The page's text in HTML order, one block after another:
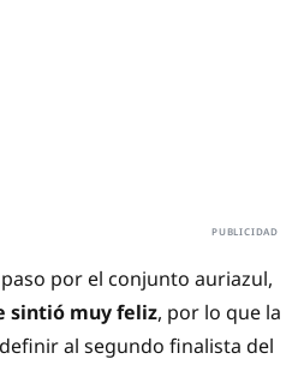
por el conjunto auriazul,
sintió muy feliz, por lo que la
al segundo finalista del